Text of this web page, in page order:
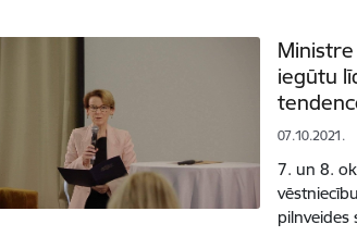
iegūtu
07.10.2021.
7. un 8.